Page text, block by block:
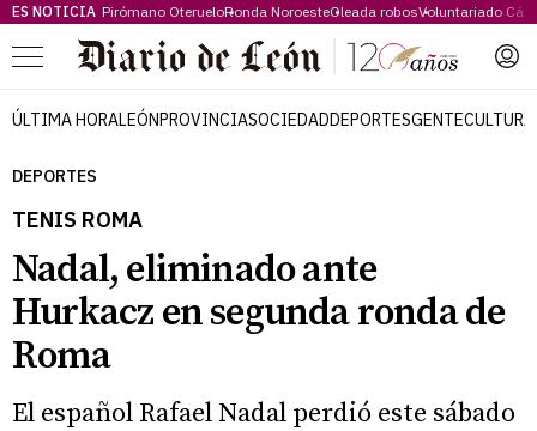
ES NOTICIA Pirómano OterueloRonda NoroesteOleada robosVoluntariado
Menú
ÚLTIMA HORALEÓNPROVINCIASOCIEDADDEPORTESGENTECULTURA
DEPORTES
TENIS ROMA
Nadal, eliminado ante
Hurkacz en segunda ronda de
Roma
El español Rafael Nadal perdió este sábado